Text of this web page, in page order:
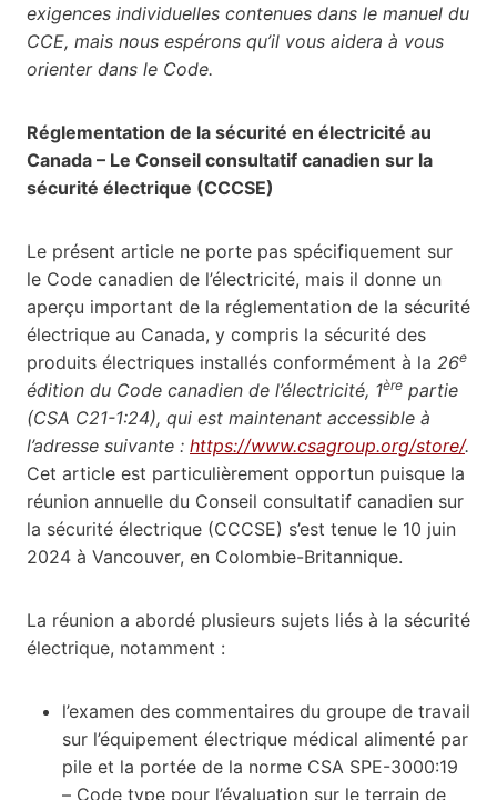
exigences individuelles contenues dans le manuel du
CCE, mais nous espérons qu’il vous aidera à vous
orienter dans le Code.
Réglementation de la sécurité en électricité au
Canada – Le Conseil consultatif canadien sur la
sécurité électrique (CCCSE)
Le présent article ne porte pas spécifiquement sur
le Code canadien de l’électricité, mais il donne un
aperçu important de la réglementation de la sécurité
électrique au Canada, y compris la sécurité des
produits électriques installés conformément à la 26e
édition du Code canadien de l’électricité, 1ère partie
(CSA C21-1:24), qui est maintenant accessible à
l’adresse suivante : https://www.csagroup.org/store/.
Cet article est particulièrement opportun puisque la
réunion annuelle du Conseil consultatif canadien sur
la sécurité électrique (CCCSE) s’est tenue le 10 juin
2024 à Vancouver, en Colombie-Britannique.
La réunion a abordé plusieurs sujets liés à la sécurité
électrique, notamment :
l’examen des commentaires du groupe de travail
sur l’équipement électrique médical alimenté par
pile et la portée de la norme CSA SPE-3000:19
– Code type pour l’évaluation sur le terrain de